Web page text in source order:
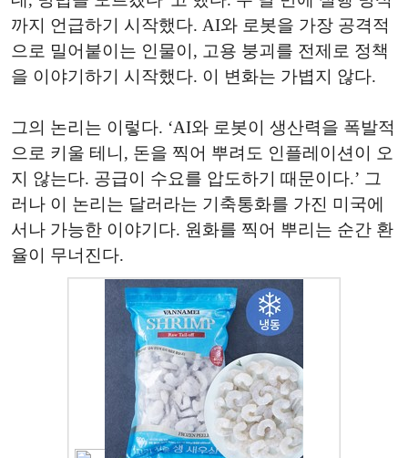
까지 언급하기 시작했다. AI와 로봇을 가장 공격적
으로 밀어붙이는 인물이, 고용 붕괴를 전제로 정책
을 이야기하기 시작했다. 이 변화는 가볍지 않다.
그의 논리는 이렇다. ‘AI와 로봇이 생산력을 폭발적
으로 키울 테니, 돈을 찍어 뿌려도 인플레이션이 오
지 않는다. 공급이 수요를 압도하기 때문이다.’ 그
러나 이 논리는 달러라는 기축통화를 가진 미국에
서나 가능한 이야기다. 원화를 찍어 뿌리는 순간 환
율이 무너진다.